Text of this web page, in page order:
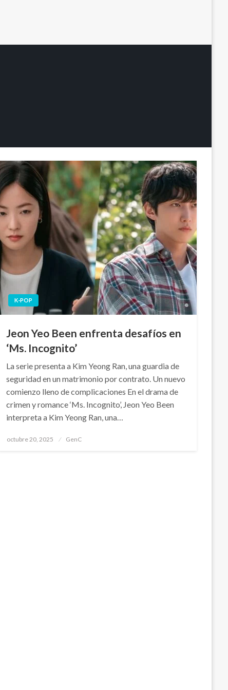
K-POP
Jeon Yeo Been enfrenta desafíos en
‘Ms. Incognito’
La serie presenta a Kim Yeong Ran, una guardia de
seguridad en un matrimonio por contrato. Un nuevo
comienzo lleno de complicaciones En el drama de
crimen y romance ‘Ms. Incognito’, Jeon Yeo Been
interpreta a Kim Yeong Ran, una…
Publicado
octubre 20, 2025 GenC